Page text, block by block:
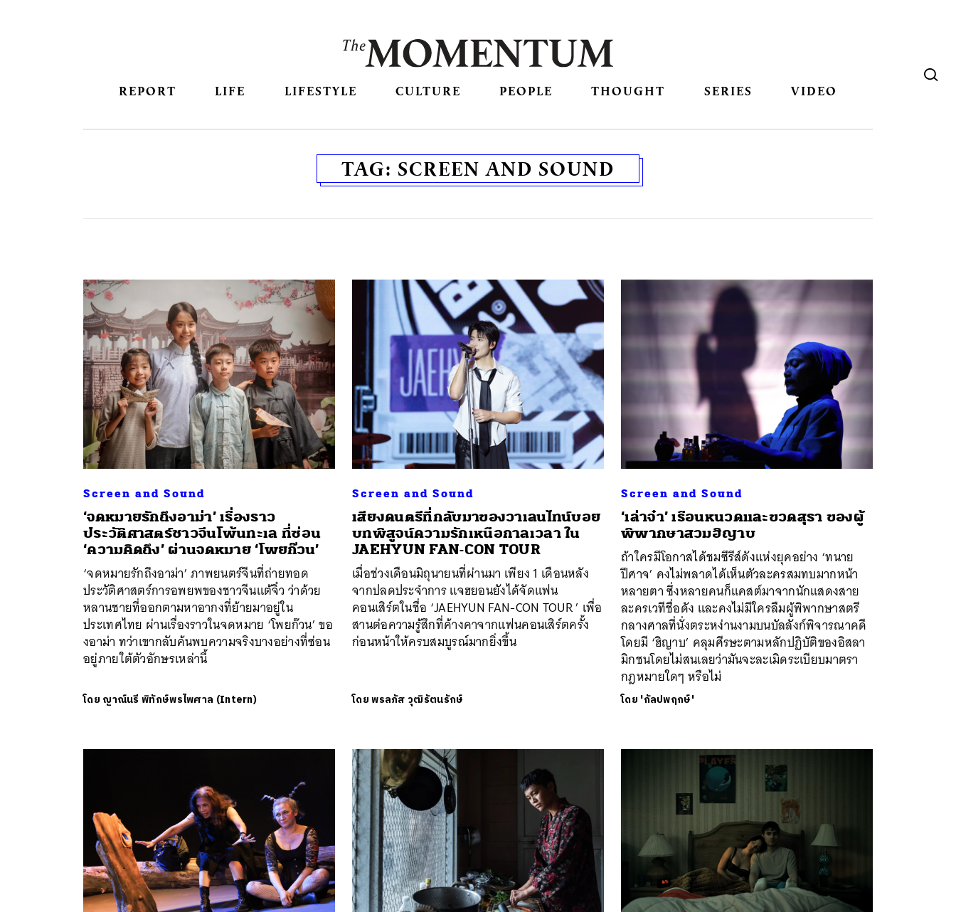
REPORT LIFE LIFESTYLE CULTURE PEOPLE THOUGHT SERIES VIDEO
TAG: SCREEN AND SOUND
Screen and Sound
‘จดหมายรักถึงอาม่า’ เรื่องราว
ประวัติศาสตร์ชาวจีนโพ้นทะเล ที่ซ่อน
‘ความคิดถึง’ ผ่านจดหมาย ‘โพยก๊วน’
‘จดหมายรักถึงอาม่า’ ภาพยนตร์จีนที่ถ่ายทอด
ประวัติศาสตร์การอพยพของชาวจีนแต้จิ๋ว ว่าด้วย
หลานชายที่ออกตามหาอากงที่ย้ายมาอยู่ใน
ประเทศไทย ผ่านเรื่องราวในจดหมาย ‘โพยก๊วน’ ขอ
งอาม่า ทว่าเขากลับค้นพบความจริงบางอย่างที่ซ่อน
อยู่ภายใต้ตัวอักษรเหล่านี้
โดย ญาณ์นรี พิทักษ์พรไพศาล (Intern)
Screen and Sound
เสียงดนตรีที่กลับมาของวาเลนไทน์บอย
บทพิสูจน์ความรักเหนือกาลเวลา ใน
JAEHYUN FAN-CON TOUR
เมื่อช่วงเดือนมิถุนายนที่ผ่านมา เพียง 1 เดือนหลัง
จากปลดประจำการ แจฮยอนยังได้จัดแฟน
คอนเสิร์ตในชื่อ ‘JAEHYUN FAN-CON TOUR’ เพื่อ
สานต่อความรู้สึกที่ค้างคาจากแฟนคอนเสิร์ตครั้ง
ก่อนหน้าให้ครบสมบูรณ์มากยิ่งขึ้น
โดยพรลภัส วุฒิรัตนรักษ์
Screen and Sound
‘เล่าจ๋า’ เรือนหนวดและขวดสุรา ของผู้
พิพากษาสวมฮิญาบ
ถ้าใครมีโอกาสได้ชมซีรีส์ดังแห่งยุคอย่าง ‘ทนาย
ปีศาจ’ คงไม่พลาดได้เห็นตัวละครสมทบมากหน้า
หลายตา ซึ่งหลายคนก็แคสต์มาจากนักแสดงสาย
ละครเวทีชื่อดัง และคงไม่มีใครลืมผู้พิพากษาสตรี
กลางศาลที่นั่งตระหง่านงามบนบัลลังก์พิจารณาคดี
โดยมี ‘ฮิญาบ’ คลุมศีรษะตามหลักปฏิบัติของอิสลา
มิกชนโดยไม่สนเลยว่ามันจะละเมิดระเบียบมาตรา
กฎหมายใดๆ หรือไม่
โดย 'กัลปพฤกษ์'